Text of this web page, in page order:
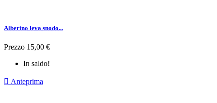
Alberino leva snodo...
Prezzo 15,00 €
In saldo!
 Anteprima